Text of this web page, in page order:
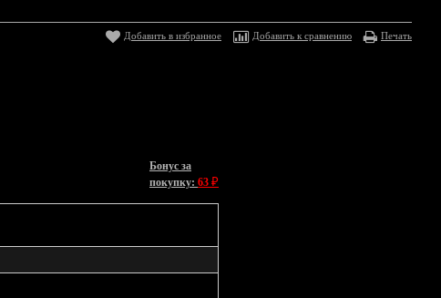
Добавить в избранное Добавить к сравнению Печать
Бонус за
покупку: 63 ₽